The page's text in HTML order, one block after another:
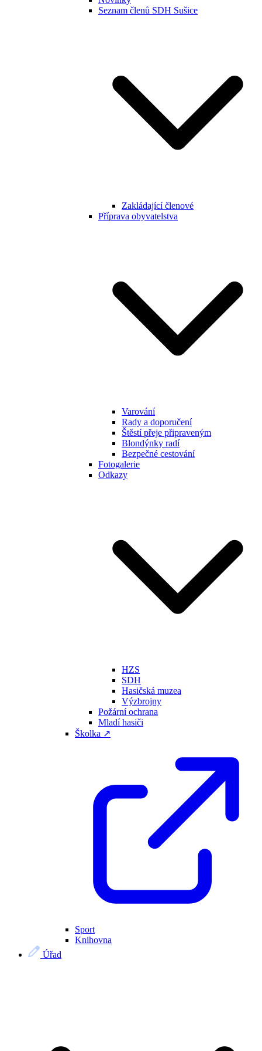
Seznam členů SDH Sušice
Zakládající členové
Příprava obyvatelstva
Varování
Rady a doporučení
Štěstí přeje připraveným
Blondýnky radí
Bezpečné cestování
Fotogalerie
Odkazy
HZS
SDH
Hasičská muzea
Výzbrojny
Požární ochrana
Mladí hasiči
Školka ↗
Sport
Knihovna
Úřad